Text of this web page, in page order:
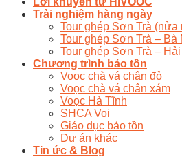
Trải nghiệm hàng ngày
Tour ghép Sơn Trà (nửa
Tour ghép Sơn Trà – Bà
Tour ghép Sơn Trà –
Chương trình bảo tồn
Voọc chà vá chân đỏ
Voọc chà vá chân xám
Voọc Hà Tĩnh
SHCA Voi
Giáo dục bảo tồn
Dự án khác
Tin ức & Blog